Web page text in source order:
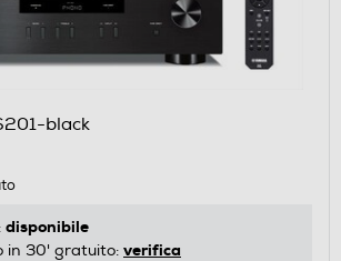
black
disponibile
in 30' gratuito: verifica